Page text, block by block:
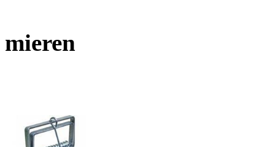
mieren